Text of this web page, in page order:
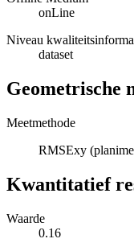
onLine
Niveau
dataset
Geometrische
Meetmethode
RMSExy
Kwantitatief
Waarde
0.16